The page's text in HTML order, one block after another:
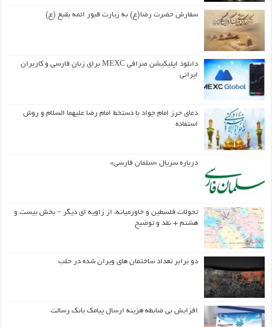
سفارش حضرت رضا(ع) به زیارت قبور ائمه بقیع (ع)
دانلود اپلیکیشن صرافی MEXC برای زبان فارسی و کاربران
ایرانی
دعای حرز امام جواد با دستخط امام رضا علیهما السلام و روش
استفاده
درباره سریال «سلمان فارسی»
تحولات فلسطین و خاورمیانه، از زاویه ای دیگر – بخش بیست و
هشتم + نقد و توضیح
دو برابر تعداد ساختمان های ویران شده در حلب
افزایش بی ضابطه هزینه ارسال پیامک بانک رسالت